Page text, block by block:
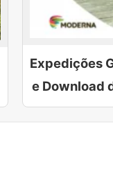
Expedições
e Download